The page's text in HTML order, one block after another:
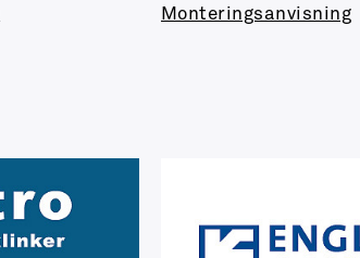
Monteringsanvisning